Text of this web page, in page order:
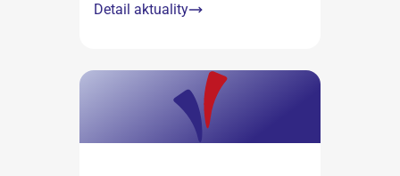
Detail aktuality